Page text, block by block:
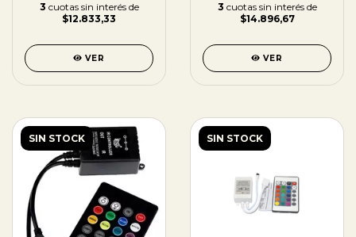
3 cuotas sin interés de
$12.833,33
VER
3 cuotas sin interés de
$14.896,67
VER
SIN STOCK SIN STOCK